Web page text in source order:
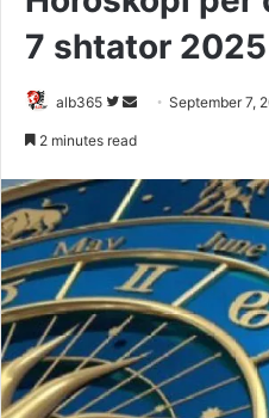
7 shtator 2025
alb365
Follow
Send September 7,
2 minutes read